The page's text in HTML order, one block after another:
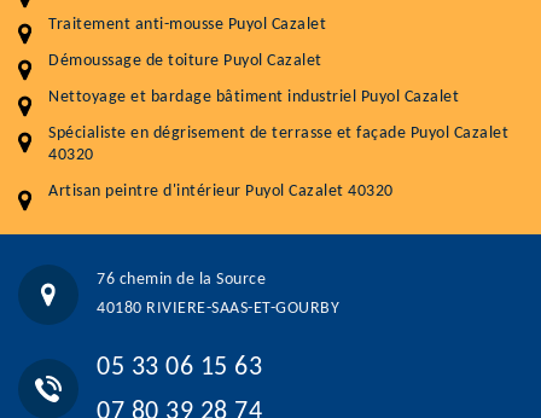
Traitement anti-mousse Puyol Cazalet
Démoussage de toiture Puyol Cazalet
Nettoyage et bardage bâtiment industriel Puyol Cazalet
Spécialiste en dégrisement de terrasse et façade Puyol Cazalet
40320
Artisan peintre d'intérieur Puyol Cazalet 40320
76 chemin de la Source
40180 RIVIERE-SAAS-ET-GOURBY
05 33 06 15 63
Démoussage toiture
Traitement hydrofuge toiture
Artisant local recommander
76 chemin de la Source 40180 RIVIERE-SAAS-ET-GOURBY